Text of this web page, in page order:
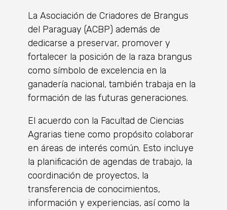
La Asociación de Criadores de Brangus
del Paraguay (ACBP) además de
dedicarse a preservar, promover y
fortalecer la posición de la raza brangus
como símbolo de excelencia en la
ganadería nacional, también trabaja en la
formación de las futuras generaciones.
El acuerdo con la Facultad de Ciencias
Agrarias tiene como propósito colaborar
en áreas de interés común. Esto incluye
la planificación de agendas de trabajo, la
coordinación de proyectos, la
transferencia de conocimientos,
información y experiencias, así como la